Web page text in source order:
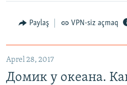
Paylaş VPN-siz açmaq
Aprel 28, 2017
Домик у океана.